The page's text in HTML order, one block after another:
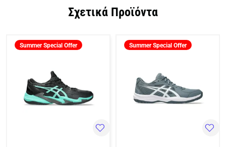
Σχετικά Προϊόντα
Summer Special Offer Summer Special Offer